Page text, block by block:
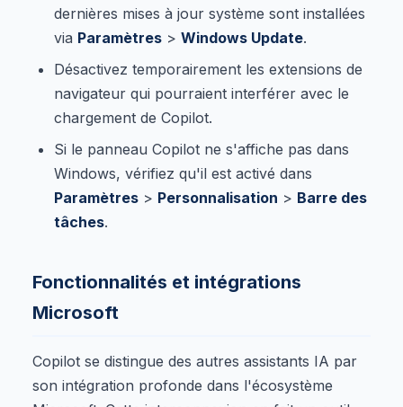
dernières mises à jour système sont installées
via Paramètres > Windows Update.
Désactivez temporairement les extensions de
navigateur qui pourraient interférer avec le
chargement de Copilot.
Si le panneau Copilot ne s'affiche pas dans
Windows, vérifiez qu'il est activé dans
Paramètres > Personnalisation > Barre des
tâches.
Fonctionnalités et intégrations
Microsoft
Copilot se distingue des autres assistants IA par
son intégration profonde dans l'écosystème